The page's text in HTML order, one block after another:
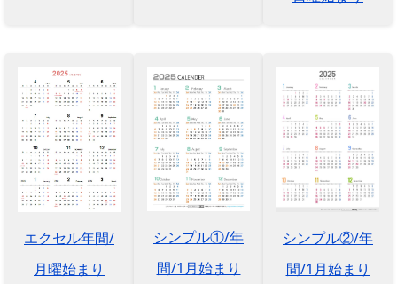
エクセル年間/
月曜始まり
シンプル①/年
間/1月始まり
シンプル②/年
間/1月始まり